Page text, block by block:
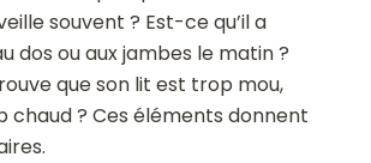
souvent ? Est-ce qu’il a
dos ou aux jambes le matin ?
que son lit est trop mou,
chaud ? Ces éléments donnent